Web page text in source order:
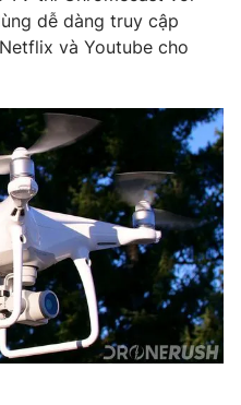
dễ dàng truy cập
và Youtube cho